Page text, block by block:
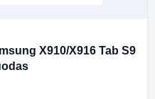
X910/X916 Tab S9